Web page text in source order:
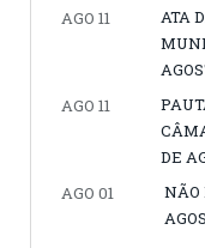
AGO 11
ATA
AGO 11
DE
AGO 01
NÃO